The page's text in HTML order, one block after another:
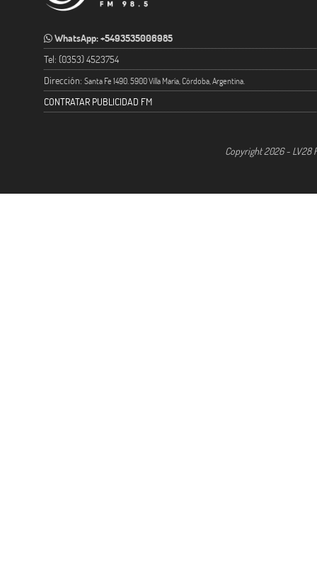
WhatsApp: +5493535006985
Tel: (0353) 4523754
Dirección: Santa Fe 1490. 5900 Villa María, Córdoba, Argentina.
CONTRATAR PUBLICIDAD FM
Copyright 2026 - LV28